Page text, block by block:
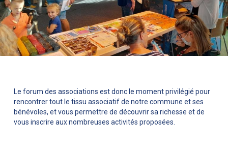
Le forum des associations est donc le moment privilégié pour
rencontrer tout le tissu associatif de notre commune et ses
bénévoles, et vous permettre de découvrir sa richesse et de
vous inscrire aux nombreuses activités proposées.